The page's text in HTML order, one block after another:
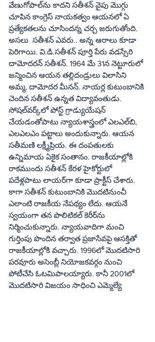
వేణుగోపాల్‌ను కాదని సతీశన్ వైపు మొగ్గు
చూపిన కాంగ్రెస్ నాయకత్వం ఆయనలో ఏ
ప్రత్యేకతలను చూసిందన్న చర్చ జరుగుతోంది.
అసలు  సతీశన్ ఎవరు.. అన్న ఆరాలు కూడా
పెరిగాయి. వి.డి.సతీశన్ పూర్తి పేరు వడస్సేరి
దామోదరన్ సతీశన్. 1964 మే 31న నెట్టూరులో
జన్మించిన ఆయన తల్లిదండ్రులు విలాసిని
అమ్మ, దామోదర మీనన్. నాయర్ల కుటుంబానికి
చెందిన సతీశన్ ఉన్నత విద్యావంతుడు.
సోషల్‌వర్క్‌లో పోస్ట్ గ్రాడ్యుయేషన్
చేయడంతోపాటు న్యాయశాస్త్రంలో ఎలఎల్‌బి,
ఎలఎలఎం పట్టాలు అందుకున్నారు. ఆయన
సతీమణి లక్ష్మీప్రియ. ఈ దంపతులకు
ఉన్నిమాయ ఏకైక సంతానం. రాజకీయాల్లోకి
రాకముందు సతీశన్ కేరళ హైకోర్టులో
పదేళ్లపాటు లాయర్‌గా కూడా ప్రాక్టీస్ చేశారు.
కాగా సతీశన్ కుటుంబానికి మొదటినుంచీ
ఎలాంటి రాజకీయ నేపథ్యం లేదు. ఆయనే
స్వయంగా తన పొలిటికల్ కెరీర్‌ను
నిర్మించుకున్నారు. న్యాయవాదిగా మంచి
గుర్తింపు పొందిన తర్వాత ప్రజాసేవపై ఆసక్తితో
రాజకీయాల్లోకి వచ్చారు. 1996లో మొదటిసారి
పరవూరు అసెంబ్లీ నియోజకవర్గం నుంచి
పోటీచేసి ఓటమిపాలయ్యారు. కానీ 2001లో
మొదటిసారి విజయం సాధించి ఎమ్మెల్యే